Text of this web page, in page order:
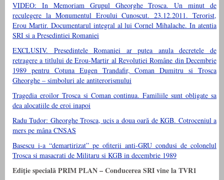
VIDEO: In Memoriam Grupul Gheorghe Trosca. Un minut de
reculegere la Monumentul Eroului Cunoscut. 23.12.2011. Terorist,
Erou Martir. Documentarul integral al lui Cornel Mihalache. In atentia
SRI si a Presedintiei Romaniei
EXCLUSIV. Presedintele Romaniei ar putea anula decretele de
retragere a titlului de Erou-Martir al Revolutiei Române din Decembrie
1989 pentru Cotuna Eugen Trandafir, Coman Dumitru si Trosca
Gheorghe – simboluri ale antiterorismului
Tragedia eroilor Trosca si Coman continua. Familiile sunt obligate sa
dea alocatiile de eroi inapoi
Radu Tudor: Gheorghe Trosca, ucis a doua oară de KGB. Cotroceniul a
mers pe mâna CNSAS
Basescu i-a “demartirizat” pe ofiterii anti-GRU condusi de colonelul
Trosca si masacrati de Militaru si KGB in decembrie 1989
Ediţie specială PRIM PLAN – Conducerea SRI vine la TVR1